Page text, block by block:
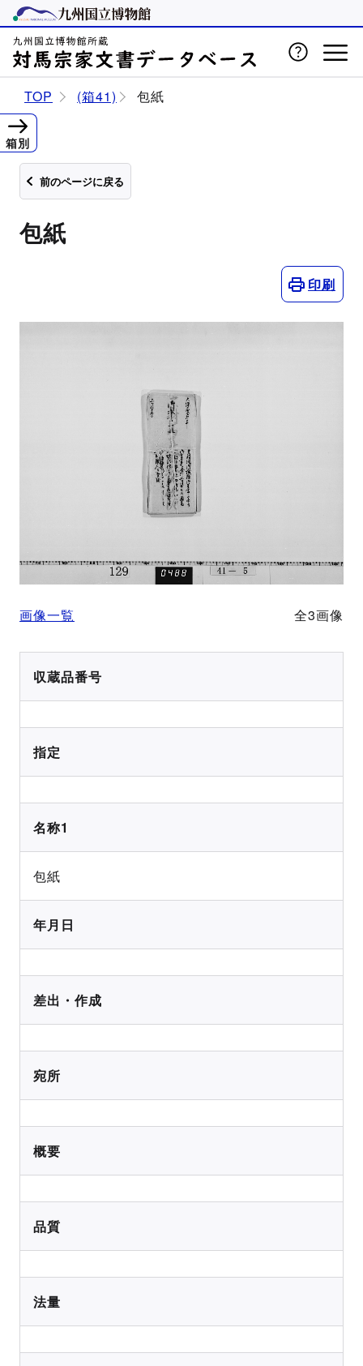
TOP (箱41) 包紙
前のページに戻る
包紙
印刷
画像一覧 全3画像
収蔵品番号
指定
名称1
包紙
年月日
差出・作成
宛所
概要
品質
法量
箱別